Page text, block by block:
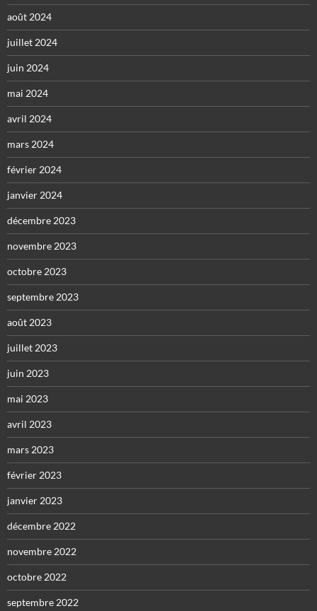
août 2024
juillet 2024
juin 2024
mai 2024
avril 2024
mars 2024
février 2024
janvier 2024
décembre 2023
novembre 2023
octobre 2023
septembre 2023
août 2023
juillet 2023
juin 2023
mai 2023
avril 2023
mars 2023
février 2023
janvier 2023
décembre 2022
novembre 2022
octobre 2022
septembre 2022